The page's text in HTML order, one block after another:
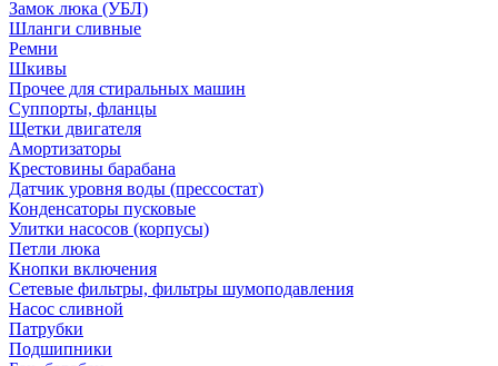
Замок люка (УБЛ)
Шланги сливные
Ремни
Шкивы
Прочее для стиральных машин
Суппорты, фланцы
Щетки двигателя
Амортизаторы
Крестовины барабана
Датчик уровня воды (прессостат)
Конденсаторы пусковые
Улитки насосов (корпусы)
Петли люка
Кнопки включения
Сетевые фильтры, фильтры шумоподавления
Насос сливной
Патрубки
Подшипники